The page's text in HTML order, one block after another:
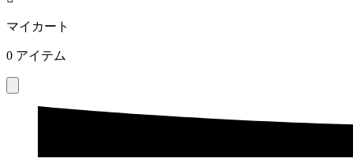
マイカート
0 アイテム